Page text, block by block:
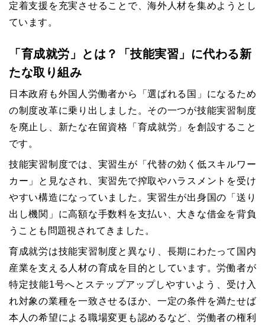
定着支援を充実させることで、海外人材を集めようとし
ています。
「育成就労」とは？「技能実習」に代わる新
たな取り組み
日本政府も外国人労働者から「選ばれる国」になるため
の制度改革に乗り出しました。その一つが技能実習制度
を廃止し、新たな在留資格「育成就労」を創設すること
です。
技能実習制度では、実習生が「代替の効く低スキルワー
カー」と見なされ、実習先で搾取やハラスメントを受け
やすい構造になっていました。実習生が出身国の「送り
出し機関」に高額な手数料を支払い、大きな借金を背負
うことも問題視されてきました。
育成就労は技能実習制度と異なり、長期にわたって国内
産業を支える人材の育成を目的としています。労働者が
特定技能1号へとステップアップしやすいよう、受け入
れ対象の業種を一致させるほか、一定の条件を満たせば
本人の希望による職場変更も認めるなど、労働者の権利